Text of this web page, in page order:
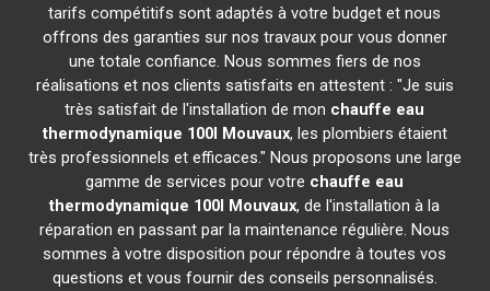
tarifs compétitifs sont adaptés à votre budget et nous
offrons des garanties sur nos travaux pour vous donner
une totale confiance. Nous sommes fiers de nos
réalisations et nos clients satisfaits en attestent : "Je suis
très satisfait de l'installation de mon chauffe eau
thermodynamique 100l Mouvaux, les plombiers étaient
très professionnels et efficaces." Nous proposons une large
gamme de services pour votre chauffe eau
thermodynamique 100l Mouvaux, de l'installation à la
réparation en passant par la maintenance régulière. Nous
sommes à votre disposition pour répondre à toutes vos
questions et vous fournir des conseils personnalisés.